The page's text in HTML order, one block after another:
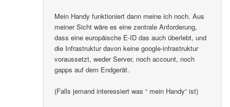
Mein Handy funktioniert dann meine ich noch. Aus
meiner Sicht wäre es eine zentrale Anforderung,
dass eine europäische E-ID das auch überlebt, und
die Infrastruktur davon keine google-infrastruktur
voraussetzt, weder Server, noch account, noch
gapps auf dem Endgerät.
(Falls jemand interessiert was “ mein Handy“ ist)